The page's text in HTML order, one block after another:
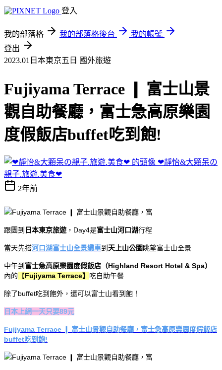
登入
我的部落格 我的部落格後台
我的帳號
登出
2023.01日本東京五日
國外旅遊
Fujiyama Terrace ❙ 富士山景
觀自助餐廳，富士急高原樂園
度假飯店buffet吃到飽!
❤靜怡&大顆呆の
親子.旅遊.美食❤
2年前
跟團到 日本東京旅遊 ，Day4是富士山河口湖行程
當天先搭河口湖富士山全景纜車到 天上山公園 眺望富士山全景
中午到 富士急高原樂園度假飯店（Highland Resort Hotel & Spa）
內的 【Fujiyama Terrace】 吃自助午餐
除了buffet吃到飽外，還可以富士山看到飽！
日本上網一天只要89元
Fujiyama Terrace ❙ 富士山景觀自助餐廳，富士急高原樂園度假飯店
buffet吃到飽!